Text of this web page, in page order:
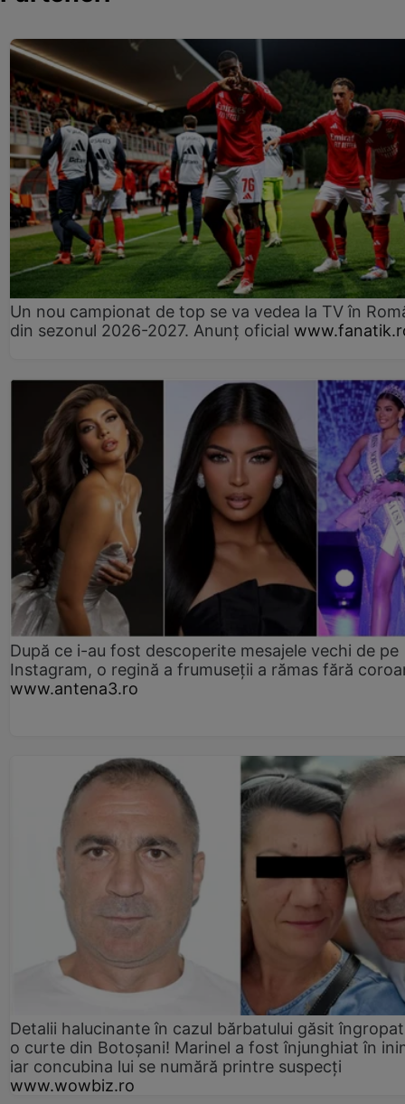
Un nou campionat de top se va vedea la TV în
din sezonul 2026-2027. Anunț oficial
După ce i-au fost descoperite mesajele vechi de pe
Instagram, o regină a frumuseții a rămas fără
www.antena3.ro
Detalii halucinante în cazul bărbatului găsit
o curte din Botoșani! Marinel a fost înjunghiat în
iar concubina lui se numără printre suspecți
www.wowbiz.ro